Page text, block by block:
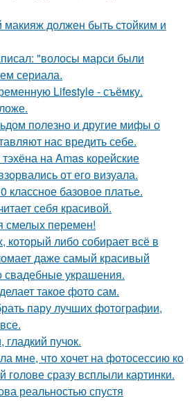
должен быть стойким и
"волосы марси были
сериала.
Lifestyle - съёмку.
полезно и другие мифы о
нас вредить себе.
на Amas корейские
от его визуала.
классное базовое платье.
себя красивой.
смелых перемен!
либо собирает всё в
даже самый красивый
свадебные украшения.
такое фото сам.
пару лучших фотографии,
пучок.
мне, что хочет на фотосессию ко
сразу всплыли картинки.
реальностью спустя